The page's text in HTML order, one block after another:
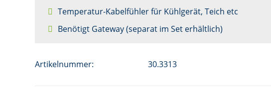
Temperatur-Kabelfühler für Kühlgerät, Teich etc
Benötigt Gateway (separat im Set erhältlich)
Artikelnummer: 30.3313